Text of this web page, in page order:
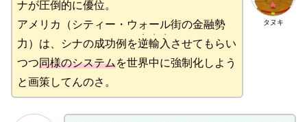
タヌキ
ナが圧倒的に優位。
アメリカ（シティー・ウォール街の金融勢
力）は、シナの成功例を逆輸入
・・・
させてもらい
つつ同様のシステムを世界中に強制化しよう
と画策してんのさ。